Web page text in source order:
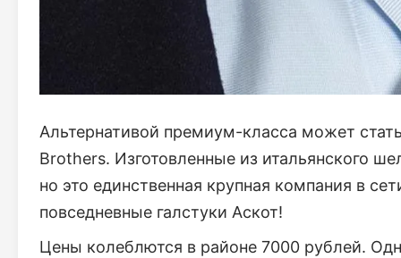
Альтернативой премиум-класса может
Brothers. Изготовленные из итальянского
но это единственная крупная компания в
повседневные галстуки Аскот!
Цены колеблются в районе 7000 рублей.